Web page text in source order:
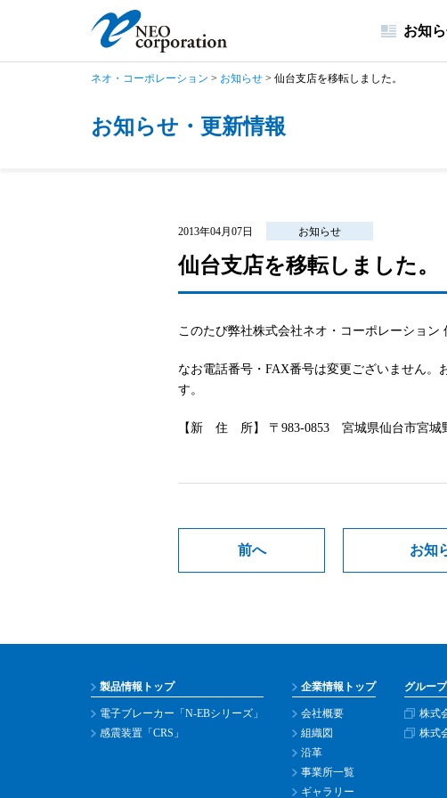
お知
ネオ・コーポレーション > お知らせ > 仙台支店を移転しました。
お知らせ・更新情報
2013年04月07日 お知らせ
仙台支店を移転しました。
このたび弊社株式会社ネオ・コーポレーション
なお電話番号・FAX番号は変更ございません。
す。
【新 住 所】 〒983-0853 宮城県仙台市宮城
前へ お知
製品情報トップ
電子ブレーカー「N-EBシリーズ」
感震装置「CRS」
企業情報トップ
会社概要
組織図
沿革
事業所一覧
ギャラリー
グルー
株式
株式